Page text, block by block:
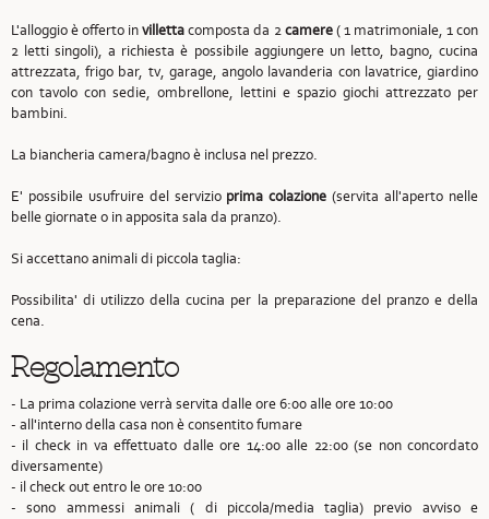
L'alloggio è offerto invillettacomposta da 2camere( 1 matrimoniale, 1 con
2 letti singoli), a richiesta è possibile aggiungere un letto, bagno, cucina
attrezzata, frigo bar, tv, garage, angolo lavanderia con lavatrice, giardino
con tavolo con sedie, ombrellone, lettini e spazio giochi attrezzato per
bambini.
La biancheria camera/bagno è inclusa nel prezzo.
E' possibile usufruire del servizio prima colazione (servita all'aperto nelle
belle giornate o in apposita sala da pranzo).
Si accettano animali di piccola taglia:
Possibilita' di utilizzo della cucina per la preparazione del pranzo e della
cena.
Regolamento
- La prima colazione verrà servita dalle ore 6:00 alle ore 10:00
- all'interno della casa non è consentito fumare
- il check in va effettuato dalle ore 14:00 alle 22:00 (se non concordato
diversamente)
- il check out entro le ore 10:00
- sono ammessi animali ( di piccola/media taglia) previo avviso e